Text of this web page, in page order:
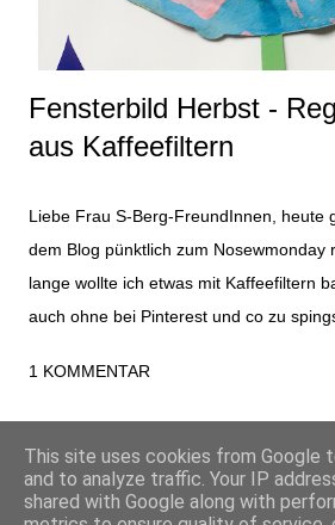
sah das Kostüm dann in Gänze und
zusätzlich zu den selbst ...
Fensterbild Herbst -
aus Kaffeefiltern
Liebe Frau S-Berg-FreundInnen, heute
dem Blog pünktlich zum Nosewmonday
lange wollte ich etwas mit Kaffeefiltern
auch ohne bei Pinterest und co zu
mit den Regenschirmen. Material für das
haftende Folie in blau Klebepads
werden die Kaffeefilter mit Fingerfarbe
bemalt beziehungsweise bematscht.
1 KOMMENTAR
Powered by
This site uses cookies from Google
and to analyze traffic. Your IP
shared with Google along with